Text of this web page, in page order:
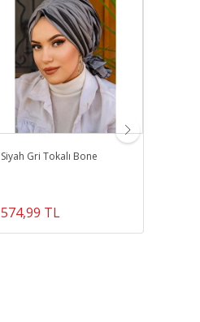
Siyah Gri Tokalı Bone
574,99 TL